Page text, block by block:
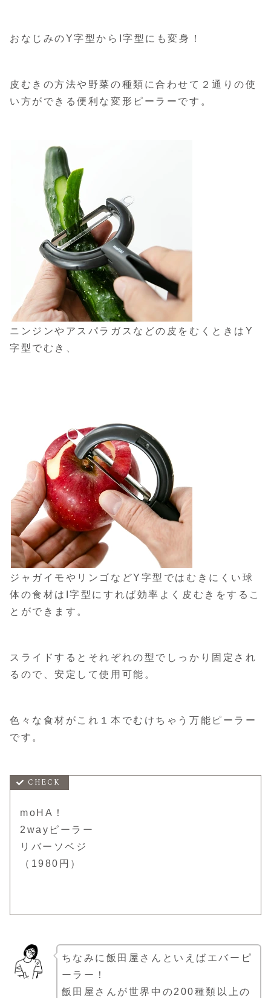
おなじみのY字型からI字型にも変身！
皮むきの方法や野菜の種類に合わせて２通りの使
い方ができる便利な変形ピーラーです。
ニンジンやアスパラガスなどの皮をむくときはY
字型でむき、
ジャガイモやリンゴなどY字型ではむきにくい球
体の食材はI字型にすれば効率よく皮むきをするこ
とができます。
スライドするとそれぞれの型でしっかり固定され
るので、安定して使用可能。
色々な食材がこれ１本でむけちゃう万能ピーラー
です。
moHA！
2wayピーラー
リバーソベジ
（1980円）
ちなみに飯田屋さんといえばエバーピ
ーラー！
飯田屋さんが世界中の200種類以上の